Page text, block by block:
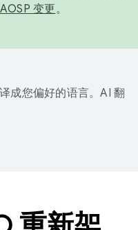
AOSP 变更。
成您偏好的语言。AI 翻